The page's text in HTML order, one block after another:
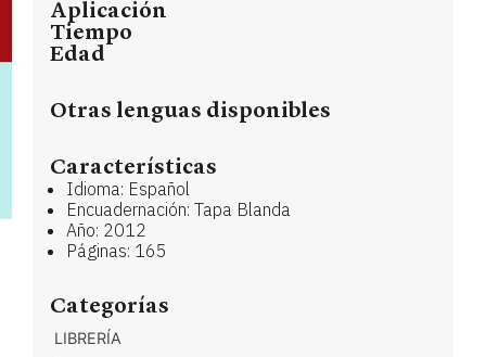
Aplicación
Tiempo
Edad
Otras lenguas disponibles
Características
Idioma: Español
Encuadernación: Tapa Blanda
Año: 2012
Páginas: 165
Categorías
LIBRERÍA